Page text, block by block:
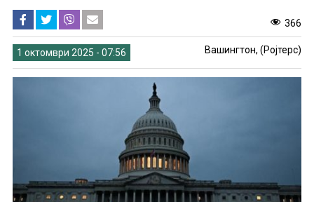
366
1 октомври 2025 - 07:56 Вашингтон, (Ројтерс)